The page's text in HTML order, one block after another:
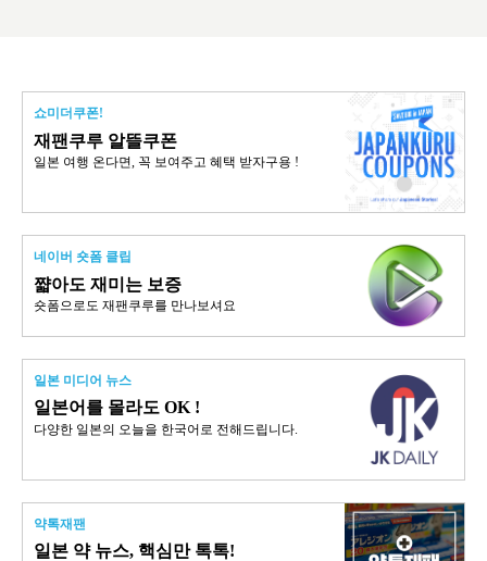
쇼미더쿠폰!
재팬쿠루 알뜰쿠폰
일본 여행 온다면, 꼭 보여주고 혜택 받자구용 !
네이버 숏폼 클립
쨟아도 재미는 보증
숏폼으로도 재팬쿠루를 만나보셔요
일본 미디어 뉴스
일본어를 몰라도 OK !
다양한 일본의 오늘을 한국어로 전해드립니다.
약톡재팬
일본 약 뉴스, 핵심만 톡톡!